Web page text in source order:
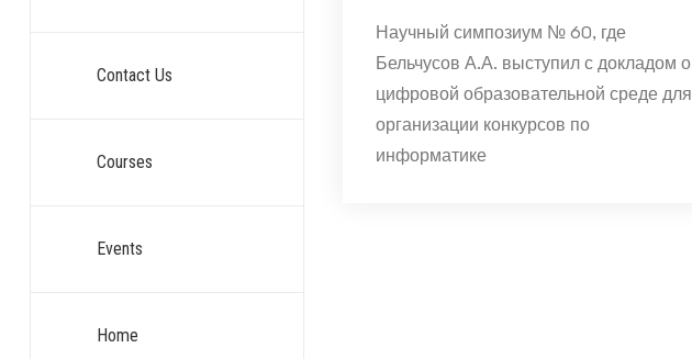
Contact Us
Courses
Events
Home
Научный симпозиум № 60, где
Бельчусов А.А. выступил с докладом о
цифровой образовательной среде для
организации конкурсов по
информатике